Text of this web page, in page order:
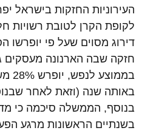
העירוניות החזקות בישראל
לקופת הקרן לטובת רשויות
דירוג מסוים שעל פי יופרשו
בשנתיים הראשונות מרגע